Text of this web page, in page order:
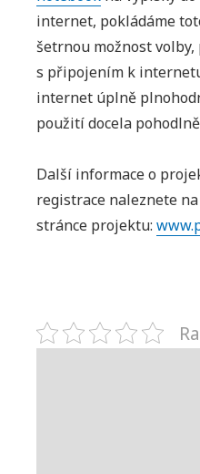
internet, pokládáme
šetrnou možnost
s připojením k
internet úplně
použití docela
Další informace o
registrace naleznete
stránce projektu: